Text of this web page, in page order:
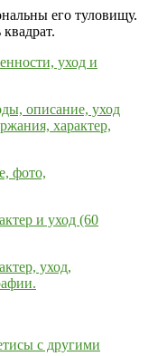
его туловищу.